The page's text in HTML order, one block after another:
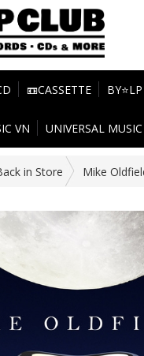
📼CASSETTE BY⭐LP
VN UNIVERSAL
in Store Mike